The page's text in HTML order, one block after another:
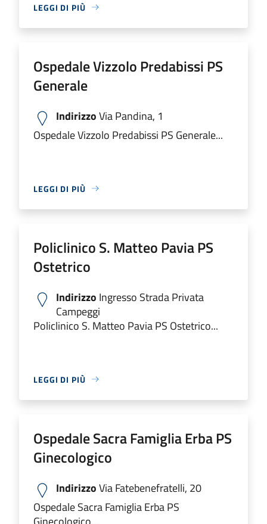
LEGGI DI PIÙ
Ospedale Vizzolo Predabissi PS
Generale
IndirizzoVia Pandina, 1
Ospedale Vizzolo Predabissi PS Generale...
LEGGI DI PIÙ
Policlinico S. Matteo Pavia PS
Ostetrico
Indirizzo Ingresso Strada Privata
Campeggi
Policlinico S. Matteo Pavia PS Ostetrico...
LEGGI DI PIÙ
Ospedale Sacra Famiglia Erba PS
Ginecologico
IndirizzoVia Fatebenefratelli, 20
Ospedale Sacra Famiglia Erba PS